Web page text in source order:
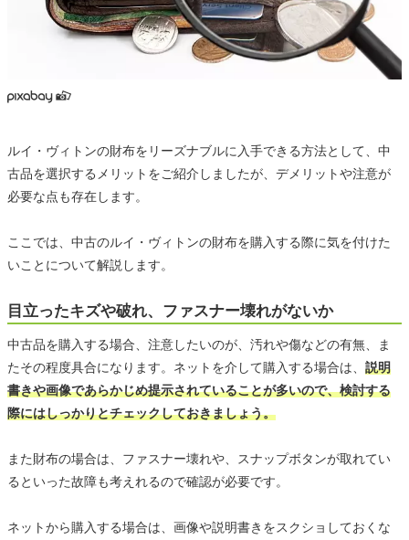
ルイ・ヴィトンの財布をリーズナブルに入手できる方法として、中
古品を選択するメリットをご紹介しましたが、デメリットや注意が
必要な点も存在します。
ここでは、中古のルイ・ヴィトンの財布を購入する際に気を付けた
いことについて解説します。
目立ったキズや破れ、ファスナー壊れがないか
中古品を購入する場合、注意したいのが、汚れや傷などの有無、ま
たその程度具合になります。ネットを介して購入する場合は、 説明
書きや画像であらかじめ提示されていることが多いので、検討する
際にはしっかりとチェックしておきましょう。
また財布の場合は、ファスナー壊れや、スナップボタンが取れてい
るといった故障も考えれるので確認が必要です。
ネットから購入する場合は、画像や説明書きをスクショしておくな